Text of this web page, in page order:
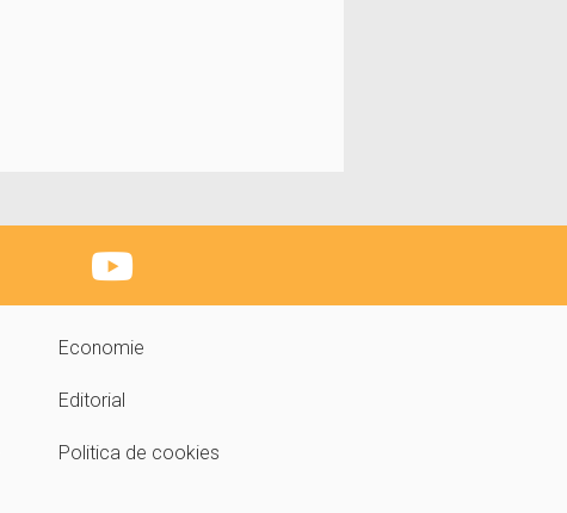
Economie
Editorial
Politica de cookies